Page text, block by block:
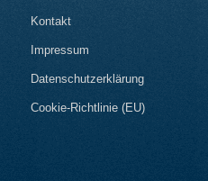
Kontakt
Impressum
Datenschutzerklärung
Cookie-Richtlinie (EU)